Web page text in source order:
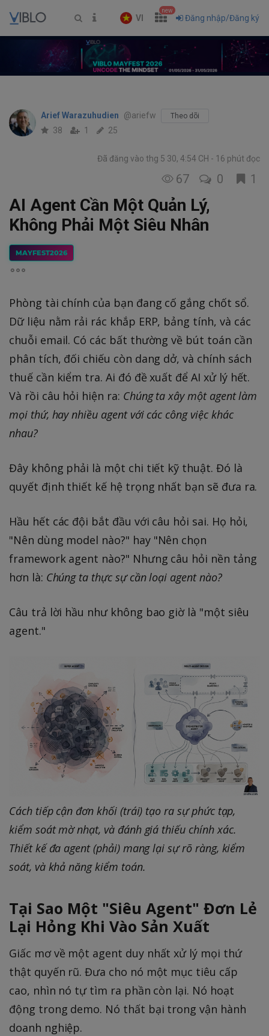
VI
new
Đăng nhập/Đăng ký
Arief Warazuhudien @ariefw Theo dõi
38 1 25
Đã đăng vào thg 5 30, 4:54 CH 16 phút đọc
67 0 1
AI Agent Cần Một Quản Lý,
Không Phải Một Siêu Nhân
MAYFEST2026
Phòng tài chính của bạn đang cố gắng chốt sổ.
Dữ liệu nằm rải rác khắp ERP, bảng tính, và các
chuỗi email. Có các bất thường về bút toán cần
phân tích, đối chiếu còn dang dở, và chính sách
thuế cần kiểm tra. Ai đó đề xuất để AI xử lý hết.
Và rồi câu hỏi hiện ra: Chúng ta xây một agent làm
mọi thứ, hay nhiều agent với các công việc khác
nhau?
Đây không phải là một chi tiết kỹ thuật. Đó là
quyết định thiết kế hệ trọng nhất bạn sẽ đưa ra.
Hầu hết các đội bắt đầu với câu hỏi sai. Họ hỏi,
"Nên dùng model nào?" hay "Nên chọn
framework agent nào?" Nhưng câu hỏi nền tảng
hơn là: Chúng ta thực sự cần loại agent nào?
Câu trả lời hầu như không bao giờ là "một siêu
agent."
Cách tiếp cận đơn khối (trái) tạo ra sự phức tạp,
kiểm soát mờ nhạt, và đánh giá thiếu chính xác.
Thiết kế đa agent (phải) mang lại sự rõ ràng, kiểm
soát, và khả năng kiểm toán.
Tại Sao Một "Siêu Agent" Đơn Lẻ
Lại Hỏng Khi Vào Sản Xuất
Giấc mơ về một agent duy nhất xử lý mọi thứ
thật quyến rũ. Đưa cho nó một mục tiêu cấp
cao, nhìn nó tự tìm ra phần còn lại. Nó hoạt
động trong demo. Nó thất bại trong vận hành
doanh nghiệp.